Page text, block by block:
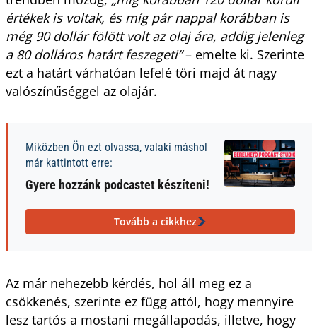
értékek is voltak, és míg pár nappal korábban is
még 90 dollár fölött volt az olaj ára, addig jelenleg
a 80 dolláros határt feszegeti”– emelte ki. Szerinte
ezt a határt várhatóan lefelé töri majd át nagy
valószínűséggel az olajár.
Miközben Ön ezt olvassa, valaki máshol
már kattintott erre:
Gyere hozzánk podcastet készíteni!
Tovább a cikkhez
Az már nehezebb kérdés, hol áll meg ez a
csökkenés, szerinte ez függ attól, hogy mennyire
lesz tartós a mostani megállapodás, illetve, hogy